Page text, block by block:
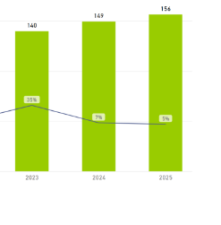
учреждений и базы
мониторингов.
Division:
Валютного